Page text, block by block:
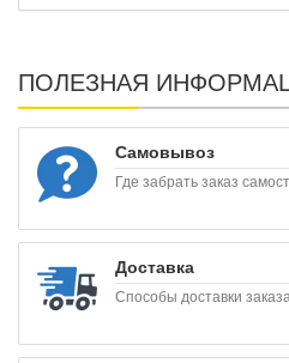
ПОЛЕЗНАЯ
Самовывоз
Где забрать заказ
Доставка
Способы доставки